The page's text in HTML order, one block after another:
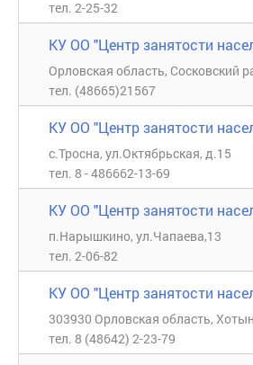
тел. 2-25-32
КУ ОО "Центр занятости
Орловская область, Сосковский
тел. (48665)21567
КУ ОО "Центр занятости
с.Тросна, ул.Октябрьская, д.15
тел. 8 - 486662-13-69
КУ ОО "Центр занятости
п.Нарышкино, ул.Чапаева,13
тел. 2-06-82
КУ ОО "Центр занятости
303930 Орловская область,
тел. 8 (48642) 2-23-79